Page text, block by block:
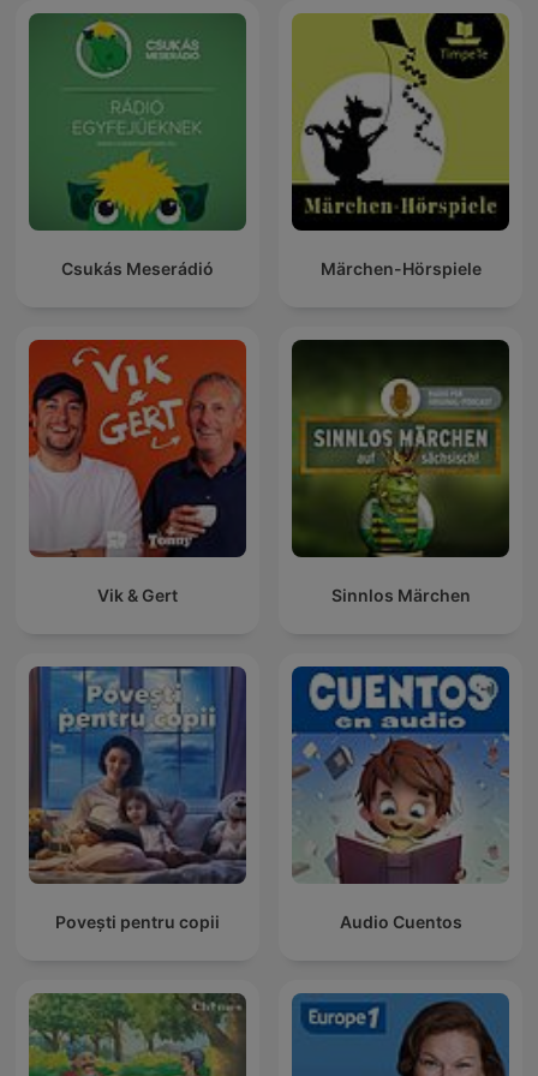
Csukás Meserádió Märchen-Hörspiele
Vik & Gert Sinnlos Märchen
Povești pentru copii Audio Cuentos